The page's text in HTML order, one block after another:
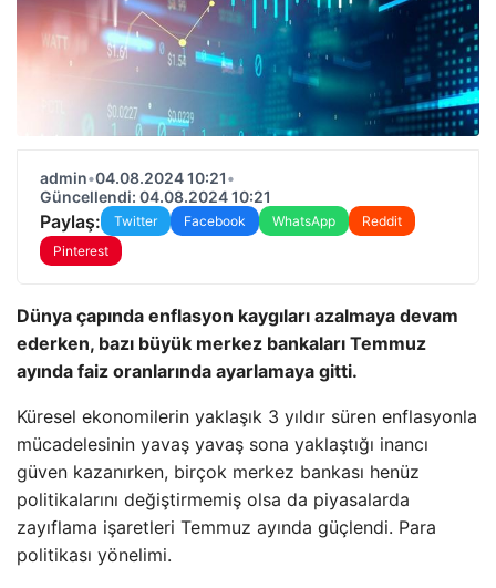
admin•04.08.2024 10:21•
Güncellendi: 04.08.2024 10:21
Paylaş: Twitter Facebook WhatsApp
Reddit
Pinterest
Dünya çapında enflasyon kaygıları azalmaya devam
ederken, bazı büyük merkez bankaları Temmuz
ayında faiz oranlarında ayarlamaya gitti.
Küresel ekonomilerin yaklaşık 3 yıldır süren enflasyonla
mücadelesinin yavaş yavaş sona yaklaştığı inancı
güven kazanırken, birçok merkez bankası henüz
politikalarını değiştirmemiş olsa da piyasalarda
zayıflama işaretleri Temmuz ayında güçlendi. Para
politikası yönelimi.